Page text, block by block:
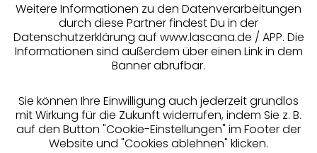
Weitere Informationen zu den Datenverarbeitungen
durch diese Partner findest Du in der
Datenschutzerklärung auf www.lascana.de / APP. Die
Informationen sind außerdem über einen Link in dem
Banner abrufbar.
Sie können Ihre Einwilligung auch jederzeit grundlos
mit Wirkung für die Zukunft widerrufen, indem Sie z. B.
auf den Button "Cookie-Einstellungen" im Footer der
Website und "Cookies ablehnen" klicken.